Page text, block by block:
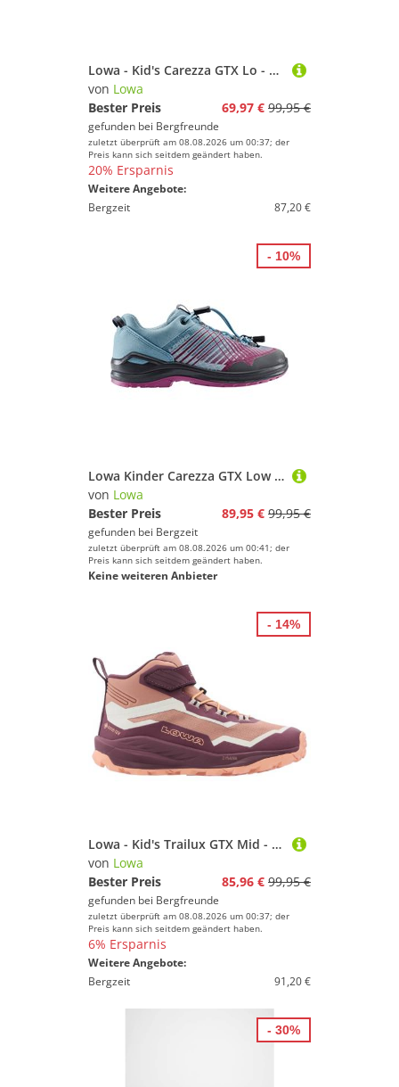
Lowa - Kid's Carezza GTX Lo - Multisportschuhe Gr 30 bunt
von Lowa
Bester Preis
69,97 € 99,95 €
gefunden bei Bergfreunde
zuletzt überprüft am 08.08.2026 um 00:37; der
Preis kann sich seitdem geändert haben.
20% Ersparnis
Weitere Angebote:
Bergzeit
87,20 €
Lowa Kinder Carezza GTX Low Schuhe
von Lowa
Bester Preis
89,95 € 99,95 €
gefunden bei Bergzeit
zuletzt überprüft am 08.08.2026 um 00:41; der
Preis kann sich seitdem geändert haben.
Keine weiteren Anbieter
- 10%
Lowa - Kid's Trailux GTX Mid - Wanderschuhe Gr 33 lila/rosa
von Lowa
Bester Preis
85,96 € 99,95 €
gefunden bei Bergfreunde
zuletzt überprüft am 08.08.2026 um 00:37; der
Preis kann sich seitdem geändert haben.
6% Ersparnis
Weitere Angebote:
Bergzeit
91,20 €
- 14%
- 30%